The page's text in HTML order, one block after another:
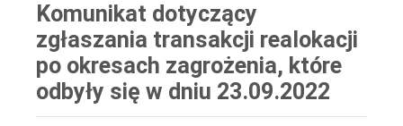
Komunikat dotyczący
zgłaszania transakcji realokacji
po okresach zagrożenia, które
odbyły się w dniu 23.09.2022